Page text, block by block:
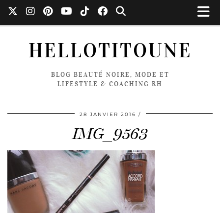
HELLOTITOUNE
BLOG BEAUTÉ NOIRE, MODE ET
LIFESTYLE & COACHING RH
28 JANVIER 2016
IMG_9563